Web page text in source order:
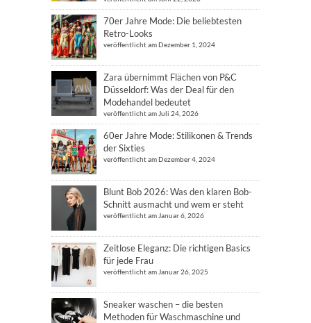
70er Jahre Mode: Die beliebtesten
Retro-Looks
veröffentlicht am Dezember 1, 2024
Zara übernimmt Flächen von P&C
Düsseldorf: Was der Deal für den
Modehandel bedeutet
veröffentlicht am Juli 24, 2026
60er Jahre Mode: Stilikonen & Trends
der Sixties
veröffentlicht am Dezember 4, 2024
Blunt Bob 2026: Was den klaren Bob-
Schnitt ausmacht und wem er steht
veröffentlicht am Januar 6, 2026
Zeitlose Eleganz: Die richtigen Basics
für jede Frau
veröffentlicht am Januar 26, 2025
Sneaker waschen – die besten
Methoden für Waschmaschine und